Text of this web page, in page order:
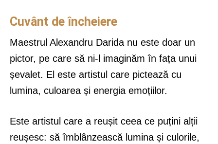
Cuvânt de încheiere
Maestrul Alexandru Darida nu este doar un
pictor, pe care să ni-l imaginăm în fața unui
șevalet. El este artistul care pictează cu
lumina, culoarea și energia emoțiilor.
Este artistul care a reușit ceea ce puțini alții
reușesc: să îmblânzească lumina și culorile,